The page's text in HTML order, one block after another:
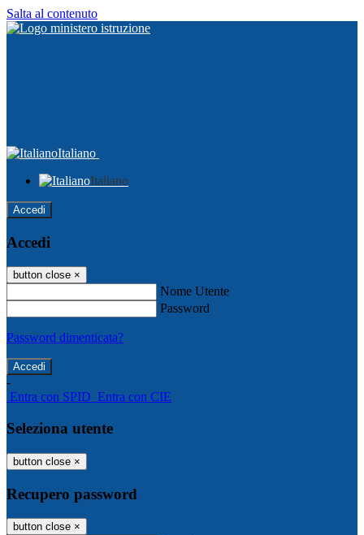
Salta al contenuto
Italiano
Italiano
Accedi
Accedi
button close ×
Nome Utente
Password
Password dimenticata?
-
Entra con SPID Entra con CIE
Seleziona utente
button close ×
Recupero password
button close ×